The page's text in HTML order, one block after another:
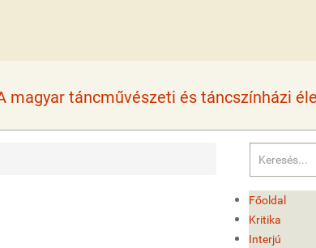
magyar táncművészeti és táncszínházi
Keresés
Főoldal
Kritika
Interjú